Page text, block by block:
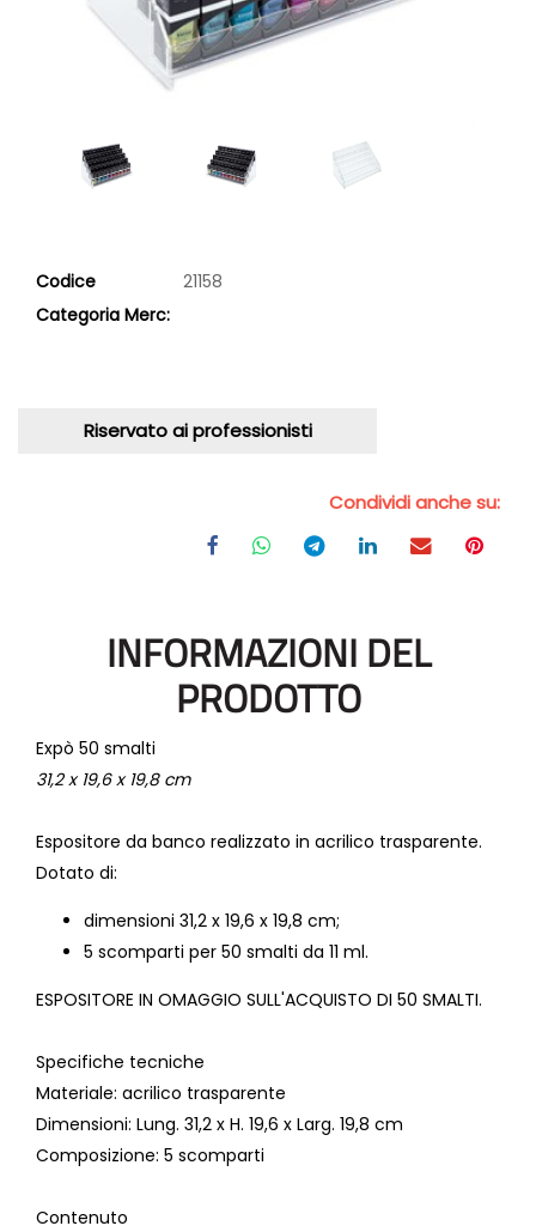
Codice
21158
Categoria Merc:
Riservato ai professionisti
Condividi anche su:
INFORMAZIONI DEL
PRODOTTO
Expò 50 smalti
31,2 x 19,6 x 19,8 cm
Espositore da banco realizzato in acrilico trasparente.
Dotato di:
dimensioni 31,2 x 19,6 x 19,8 cm;
5 scomparti per 50 smalti da 11 ml.
ESPOSITORE IN OMAGGIO SULL'ACQUISTO DI 50 SMALTI.
Specifiche tecniche
Materiale: acrilico trasparente
Dimensioni: Lung. 31,2 x H. 19,6 x Larg. 19,8 cm
Composizione: 5 scomparti
Contenuto